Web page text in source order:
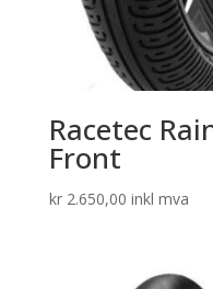
Racetec
Front
kr2.650,00 inkl mva